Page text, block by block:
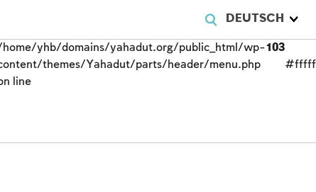
DEUTSCH
yhb/domains/yahadut.org/public_html/wp-
themes/Yahadut/parts/header/menu.php
line
103